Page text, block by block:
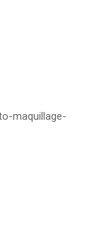
maquillage-